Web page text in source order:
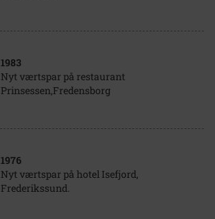
1983
Nyt værtspar på restaurant
Prinsessen,Fredensborg
1976
Nyt værtspar på hotel Isefjord,
Frederikssund.